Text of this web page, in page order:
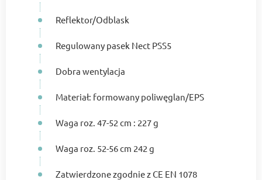
Reflektor/Odblask
Regulowany pasek Nect PSS5
Dobra wentylacja
Materiał: formowany poliwęglan/EPS
Waga roz. 47-52 cm : 227 g
Waga roz. 52-56 cm 242 g
Zatwierdzone zgodnie z CE EN 1078